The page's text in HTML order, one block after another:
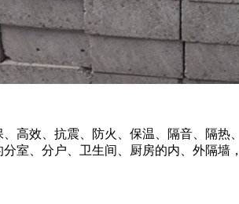
高效、抗震、防火、保温、隔音、隔
室、分户、卫生间、厨房的内、外隔